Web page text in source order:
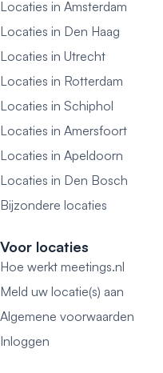
Locaties in Amsterdam
Locaties in Den Haag
Locaties in Utrecht
Locaties in Rotterdam
Locaties in Schiphol
Locaties in Amersfoort
Locaties in Apeldoorn
Locaties in Den Bosch
Bijzondere locaties
Voor locaties
Hoe werkt meetings.nl
Meld uw locatie(s) aan
Algemene voorwaarden
Inloggen